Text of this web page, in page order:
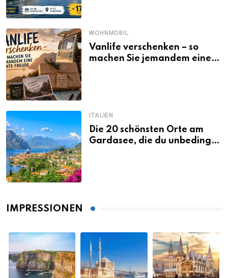
WOHNMOBIL
Vanlife verschenken – so
machen Sie jemandem eine
ITALIEN
Die 20 schönsten Orte am
Gardasee, die du unbedingt
IMPRESSIONEN